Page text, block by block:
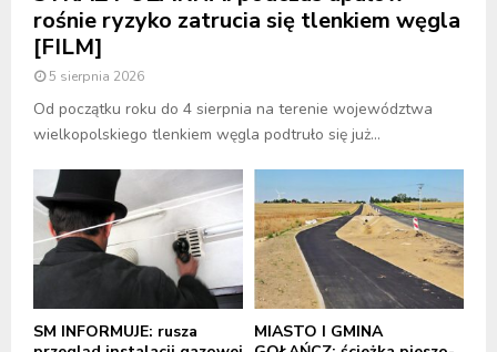
rośnie ryzyko zatrucia się tlenkiem węgla
[FILM]
5 sierpnia 2026
Od początku roku do 4 sierpnia na terenie województwa
wielkopolskiego tlenkiem węgla podtruło się już...
SM INFORMUJE: rusza
MIASTO I GMINA